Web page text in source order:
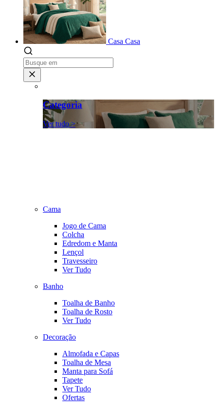
Casa Casa
Categoria
Ver tudo >
Cama
Jogo de Cama
Colcha
Edredom e Manta
Lençol
Travesseiro
Ver Tudo
Banho
Toalha de Banho
Toalha de Rosto
Ver Tudo
Decoração
Almofada e Capas
Toalha de Mesa
Manta para Sofá
Tapete
Ver Tudo
Ofertas